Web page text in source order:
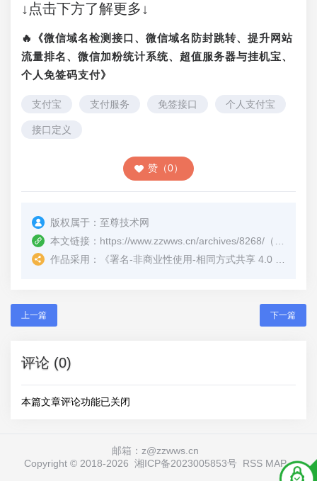
↓点击下方了解更多↓
🔥《微信域名检测接口、微信域名防封跳转、提升网站
流量排名、微信加粉统计系统、超值服务器与挂机宝、
个人免签码支付》
支付宝 支付服务 免签接口 个人支付宝
接口定义
赞（0）
版权属于： 至尊技术网
本文链接： https://www.zzwws.cn/archives/8268/ （转载时请注明本文出处及文章链接）
作品采用：
《署名-非商业性使用-相同方式共享 4.0 国际 (CC BY-NC-SA 4.0)
上一篇 下一篇
评论 (0)
本篇文章评论功能已关闭
邮箱：z@zzwws.cn
Copyright © 2018-2026 湘ICP备2023005853号 RSS MAP